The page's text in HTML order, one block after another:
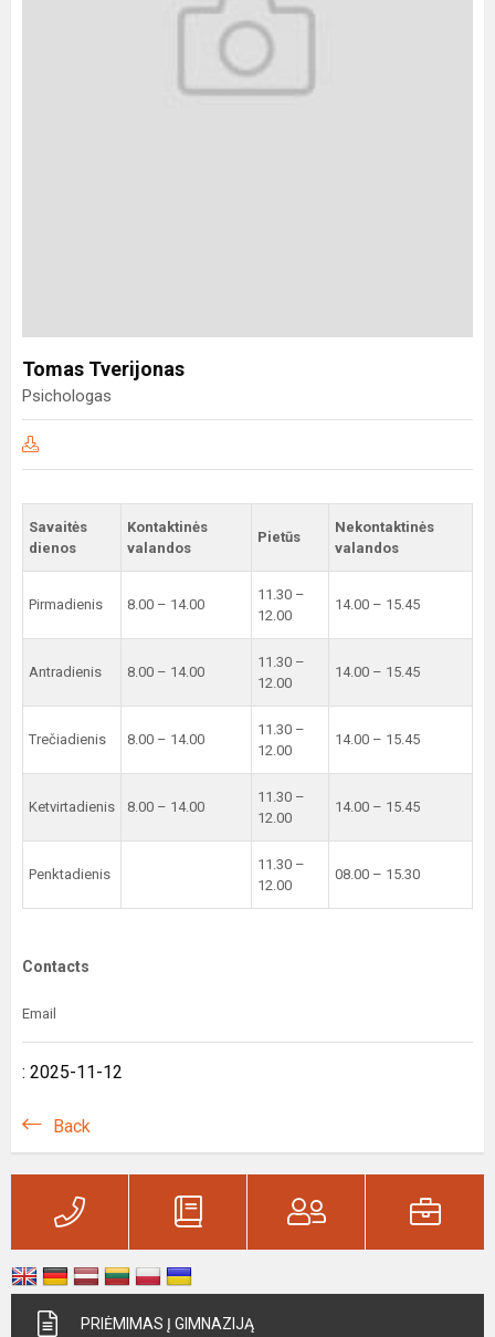
Tomas Tverijonas
Psichologas
Savaitės
dienos
Kontaktinės
valandos
Pietūs
Nekontaktinės
valandos
Pirmadienis 8.00 – 14.00
11.30 –
12.00
14.00 – 15.45
Antradienis 8.00 – 14.00
11.30 –
12.00
14.00 – 15.45
Trečiadienis 8.00 – 14.00
11.30 –
12.00
14.00 – 15.45
Ketvirtadienis 8.00 – 14.00
11.30 –
12.00
14.00 – 15.45
Penktadienis
11.30 –
12.00
08.00 – 15.30
Contacts
Email
: 2025-11-12
Back
PRIĖMIMAS Į GIMNAZIJĄ